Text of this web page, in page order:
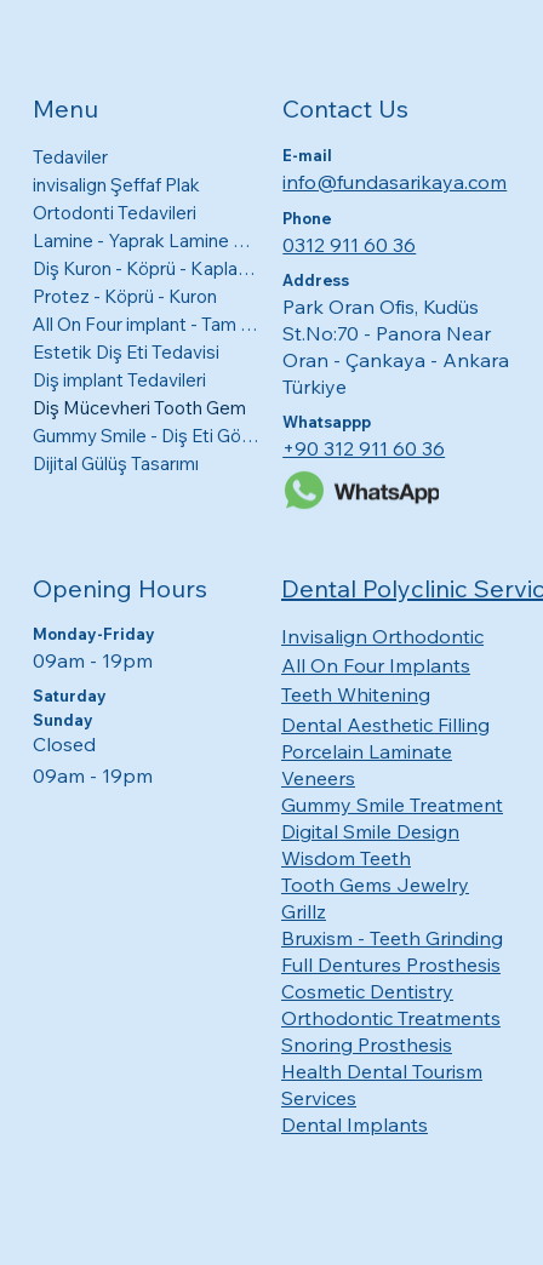
Menu
Tedaviler
invisalign Şeffaf Plak
Ortodonti Tedavileri
Lamine - Yaprak Lamine Diş Kaplamaları
Diş Kuron - Köprü - Kaplama
Protez - Köprü - Kuron
All On Four implant - Tam Ağız
Estetik Diş Eti Tedavisi
Diş implant Tedavileri
Diş Mücevheri Tooth Gem
Gummy Smile - Diş Eti Görünme Tedavisi
Dijital Gülüş Tasarımı
Contact Us
E-mail
info@fundasarikaya.com
Phone
0312 911 60 36
Address
Park Oran Ofis, Kudüs
St.No:70 - Panora Near
Oran - Çankaya - Ankara
Türkiye
Whatsappp
+90 312 911 60 36
Opening Hours
Monday-Friday
Sunday
09am - 19pm​​
​​Saturday
Closed
09am - 19pm
Dental Polyclinic
Invisalign Orthodontic
All On Four Implants
Teeth Whitening
Dental Aesthetic Filling
Porcelain Laminate
Veneers
Gummy Smile Treatment
Digital Smile Design
Wisdom Teeth
Tooth Gems Jewelry
Grillz
Bruxism - Teeth Grinding
Full Dentures Prosthesis
Cosmetic Dentistry
Orthodontic Treatments
Snoring Prosthesis
Health Dental Tourism
Services
Dental Implants